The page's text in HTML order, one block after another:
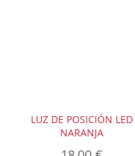
LUZ DE POSICIÓN LED
NARANJA